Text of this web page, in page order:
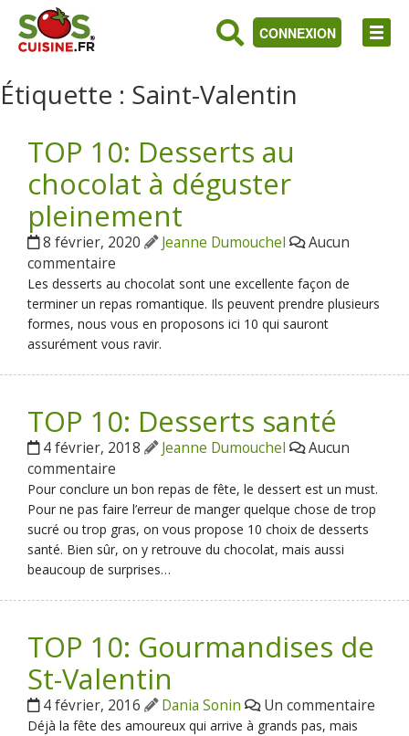
CONNEXION
Étiquette : Saint-Valentin
TOP 10: Desserts au
chocolat à déguster
pleinement
8 février, 2020 Jeanne Dumouchel
Aucun
commentaire
Les desserts au chocolat sont une excellente façon de
terminer un repas romantique. Ils peuvent prendre plusieurs
formes, nous vous en proposons ici 10 qui sauront
assurément vous ravir.
TOP 10: Desserts santé
4 février, 2018 Jeanne Dumouchel
Aucun
commentaire
Pour conclure un bon repas de fête, le dessert est un must.
Pour ne pas faire l’erreur de manger quelque chose de trop
sucré ou trop gras, on vous propose 10 choix de desserts
santé. Bien sûr, on y retrouve du chocolat, mais aussi
beaucoup de surprises…
TOP 10: Gourmandises de
St-Valentin
4 février, 2016 Dania Sonin Un commentaire
Déjà la fête des amoureux qui arrive à grands pas, mais